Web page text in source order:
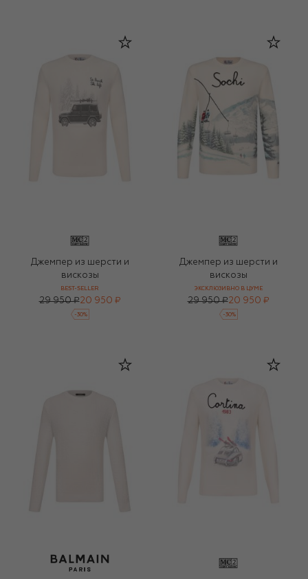
Джемпер из шерсти и
вискозы
BEST-SELLER
29 950 ₽20 950 ₽
-30%
Джемпер из шерсти и
вискозы
ЭКСКЛЮЗИВНО В ЦУМЕ
29 950 ₽20 950 ₽
-30%